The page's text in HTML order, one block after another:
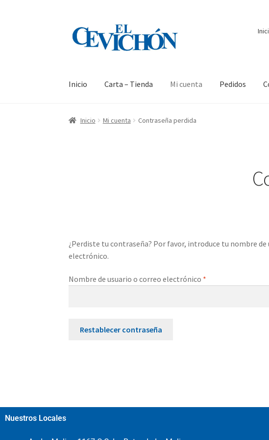
Inicio Carta – Tienda Mi cuenta Pedidos
Inicio Mi cuenta Contraseña perdida
¿Perdiste tu contraseña? Por favor, introduce tu nombre
electrónico.
Nombre de usuario o correo electrónico *
Restablecer contraseña
Nuestros Locales